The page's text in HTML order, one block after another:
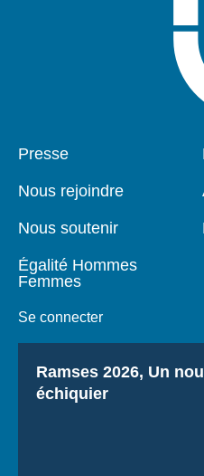
Pied
Presse
Nous rejoindre
Nous soutenir
Égalité Hommes
Femmes
Se connecter
Titre
Ramses 2026, Un
échiquier